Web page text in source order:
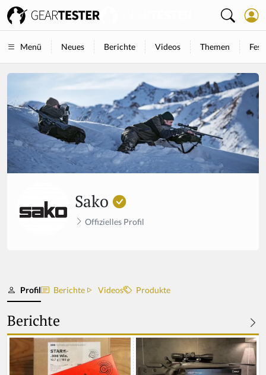
Menü Neues Berichte Videos Themen
Sako
Offizielles Profil
Profil Berichte Videos Produkte
Berichte